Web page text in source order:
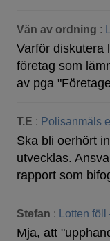
Vän av ordning :
Varför diskutera
företag som
av pga
T.E : Polisanmäls
Ska bli oerhört
utvecklas.
rapport som
Stefan : Lotten
Mja, att